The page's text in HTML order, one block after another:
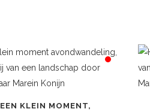
EEN KLEIN MOMENT,